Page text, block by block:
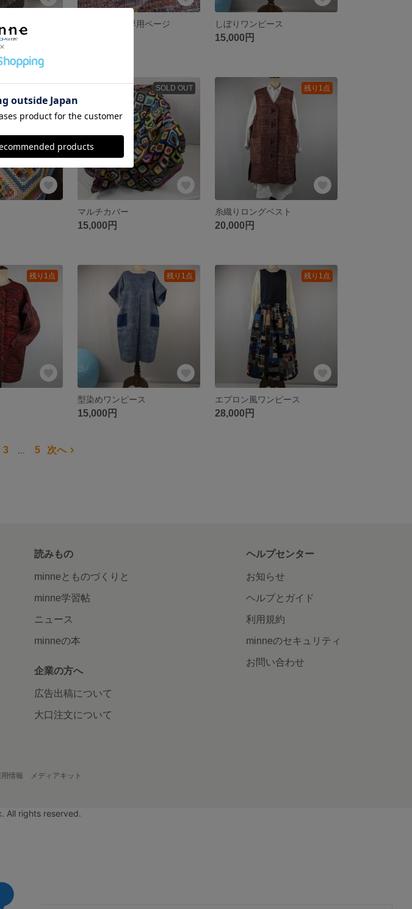
チカバー nobueiichi様 専用ページ しぼりワンピース
15,000円
SOLD OUT
マルチカバー
15,000円
残り1点
糸織りロングベスト
20,000円
残り1点 残り1点
型染めワンピース
15,000円
残り1点
エプロン風ワンピース
28,000円
3 5 次へ
読みもの
minneとものづくりと
minne学習帖
ニュース
minneの本
企業の方へ
広告出稿について
大口注文について
ヘルプセンター
お知らせ
ヘルプとガイド
利用規約
minneのセキュリティ
お問い合わせ
情報 メディアキット
All rights reserved.